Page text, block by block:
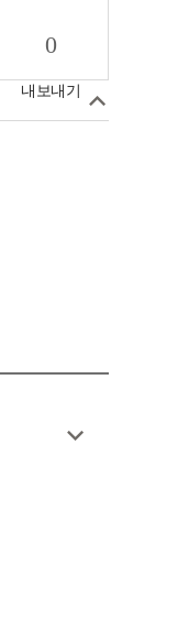
0
내보내기